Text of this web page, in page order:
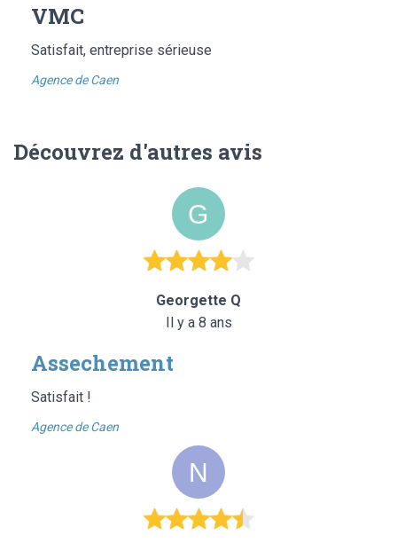
VMC
Satisfait, entreprise sérieuse
Agence de Caen
Découvrez d'autres avis
Georgette Q
Il y a 8 ans
Assechement
Satisfait !
Agence de Caen